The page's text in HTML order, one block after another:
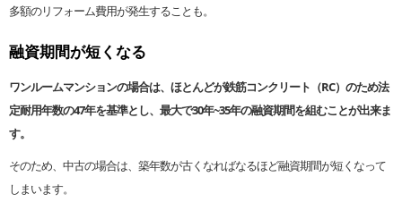
多額のリフォーム費用が発生することも。
融資期間が短くなる
ワンルームマンションの場合は、ほとんどが鉄筋コンクリート（RC）のため法
定耐用年数の47年を基準とし、最大で30年~35年の融資期間を組むことが出来ま
す。
そのため、中古の場合は、築年数が古くなればなるほど融資期間が短くなって
しまいます。